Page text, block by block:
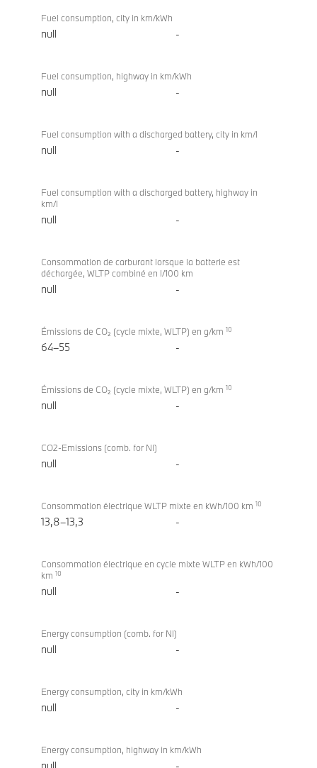
Fuel consumption, city in km/kWh
null -
Fuel consumption, highway in km/kWh
null -
Fuel consumption with a discharged battery, city in km/l
null -
Fuel consumption with a discharged battery, highway in
km/l
null -
Consommation de carburant lorsque la batterie est
déchargée, WLTP combiné en l/100 km
null -
Émissions de CO₂ (cycle mixte, WLTP) en g/km 10
64–55 -
Émissions de CO₂ (cycle mixte, WLTP) en g/km 10
null -
CO2-Emissions (comb. for NI)
null -
Consommation électrique WLTP mixte en kWh/100 km 10
13,8–13,3 -
Consommation électrique en cycle mixte WLTP en kWh/100
km 10
null -
Energy consumption (comb. for NI)
null -
Energy consumption, city in km/kWh
null -
Energy consumption, highway in km/kWh